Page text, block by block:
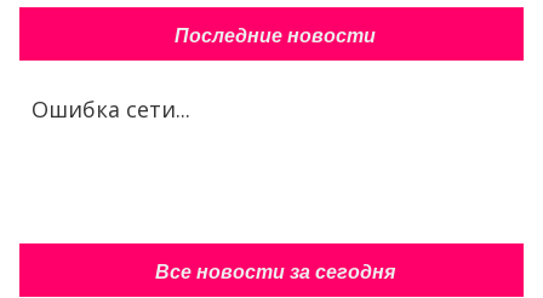
Последние новости
Ошибка сети...
Все новости за сегодня